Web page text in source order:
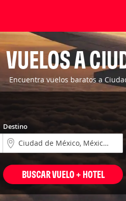
VUELOS A
Encuentra vuelos baratos a
Destino
BUSCAR VUELO + HOTEL